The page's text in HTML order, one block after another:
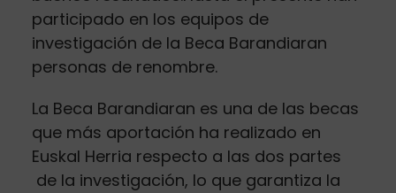
participado en los equipos de
investigación de la Beca Barandiaran
personas de renombre.
La Beca Barandiaran es una de las becas
que más aportación ha realizado en
Euskal Herria respecto a las dos partes
de la investigación, lo que garantiza la